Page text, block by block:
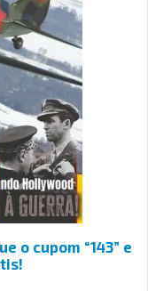
o cupom “143” e